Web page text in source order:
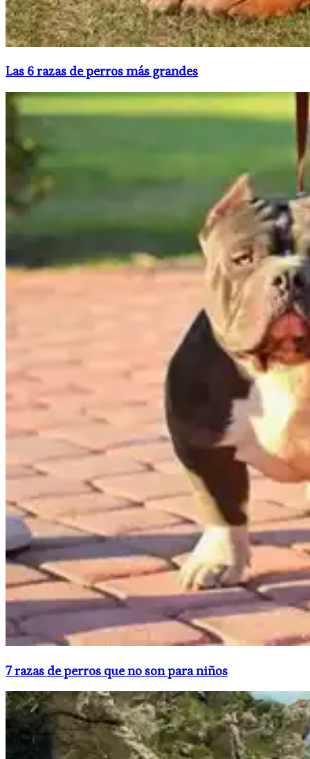
Las 6 razas de perros más grandes
​7 razas de perros que no son para niños